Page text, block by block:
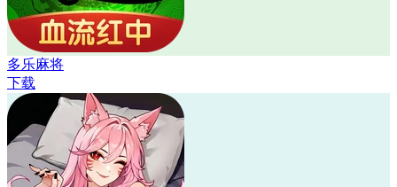
多乐麻将
下载